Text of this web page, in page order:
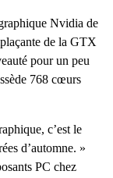
Nvidia de
de la GTX
pour un peu
768 cœurs
c’est le
d’automne. »
PC chez